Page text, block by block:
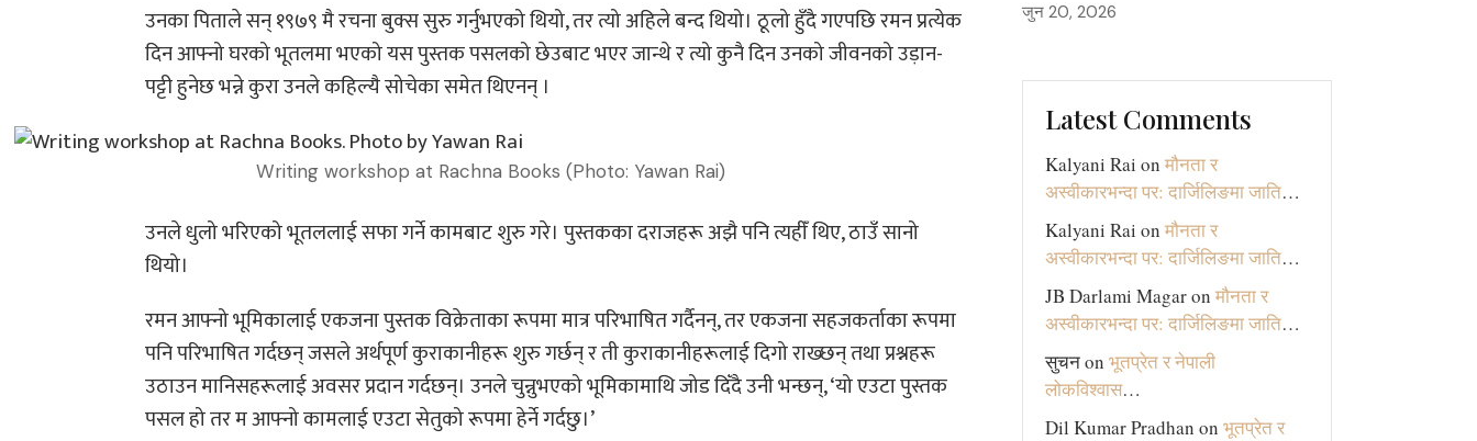
उनका पिताले सन् १९७९ मै रचना बुक्स सुरु गर्नुभएको थियो, तर त्यो अहिले बन्द थियो। ठूलो हुँदै गएपछि रमन प्रत्येक
दिन आफ्नो घरको भूतलमा भएको यस पुस्तक पसलको छेउबाट भएर जान्थे र त्यो कुनै दिन उनको जीवनको उड़ान-
पट्टी हुनेछ भन्ने कुरा उनले कहिल्यै सोचेका समेत थिएनन् ।
Writing workshop at Rachna Books (Photo: Yawan Rai)
उनले धुलो भरिएको भूतललाई सफा गर्ने कामबाट शुरु गरे। पुस्तकका दराजहरू अझै पनि त्यहीँ थिए, ठाउँ सानो
थियो।
रमन आफ्नो भूमिकालाई एकजना पुस्तक विक्रेताका रूपमा मात्र परिभाषित गर्दैनन्, तर एकजना सहजकर्ताका रूपमा
पनि परिभाषित गर्दछन् जसले अर्थपूर्ण कुराकानीहरू शुरु गर्छन् र ती कुराकानीहरूलाई दिगो राख्छन् तथा प्रश्नहरू
उठाउन मानिसहरूलाई अवसर प्रदान गर्दछन्। उनले चुन्नुभएको भूमिकामाथि जोड दिँदै उनी भन्छन्, ‘यो एउटा पुस्तक
पसल हो तर म आफ्नो कामलाई एउटा सेतुको रूपमा हेर्ने गर्दछु।’
जुन 20, 2026
Latest Comments
Kalyani Rai on मौनता र
अस्वीकारभन्दा पर: दार्जिलिङमा जाति…
Kalyani Rai on मौनता र
अस्वीकारभन्दा पर: दार्जिलिङमा जाति…
JB Darlami Magaron मौनता र
अस्वीकारभन्दा पर: दार्जिलिङमा जाति…
सुचनon भूतप्रेत र नेपाली
लोकविश्‍वास…
Dil Kumar Pradhan on भूतप्रेत र